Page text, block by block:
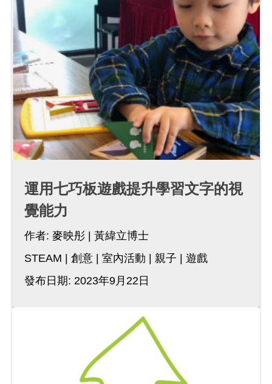
運用七巧板遊戲提升學習文字的視
覺能力
作者: 麥映彤
黃緯立博士
STEAM
創意 室內活動 親子
遊戲
發布日期: 2023年9月22日